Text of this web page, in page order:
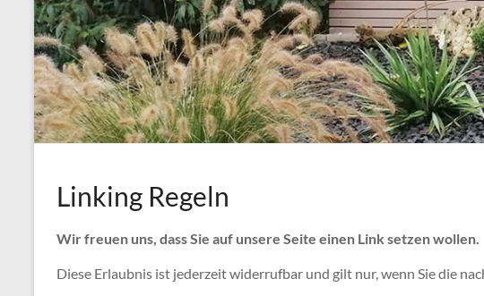
Linking Regeln
Wir freuen uns, dass Sie auf unsere Seite einen Link setzen wollen.
Diese Erlaubnis ist jederzeit widerrufbar und gilt nur, wenn Sie die